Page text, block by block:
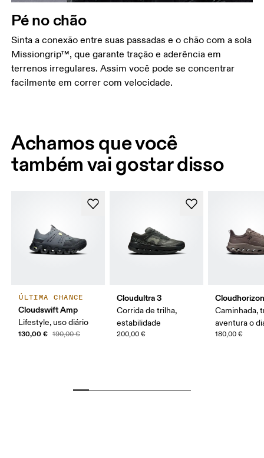
Pé no chão
Sinta a conexão entre suas passadas e o chão com a sola
Missiongrip™, que garante tração e aderência em
terrenos irregulares. Assim você pode se concentrar
facilmente em correr com velocidade.
Achamos que você
também vai gostar disso
ÚLTIMA CHANCE
Cloudswift Amp
Lifestyle, uso diário
130,00 € 190,00 €
Cloudultra 3
Corrida de trilha,
estabilidade
200,00 €
Caminhada,
aventura o
180,00 €